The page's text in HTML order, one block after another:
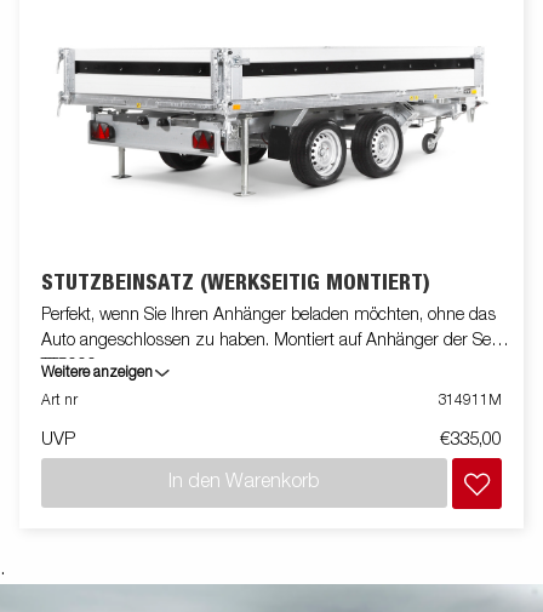
STÜTZBEINSATZ (WERKSEITIG MONTIERT)
Perfekt, wenn Sie Ihren Anhänger beladen möchten, ohne das
Auto angeschlossen zu haben. Montiert auf Anhänger der Serie
TT5000
Weitere anzeigen
Art nr
314911M
UVP €335,00
In den Warenkorb
.